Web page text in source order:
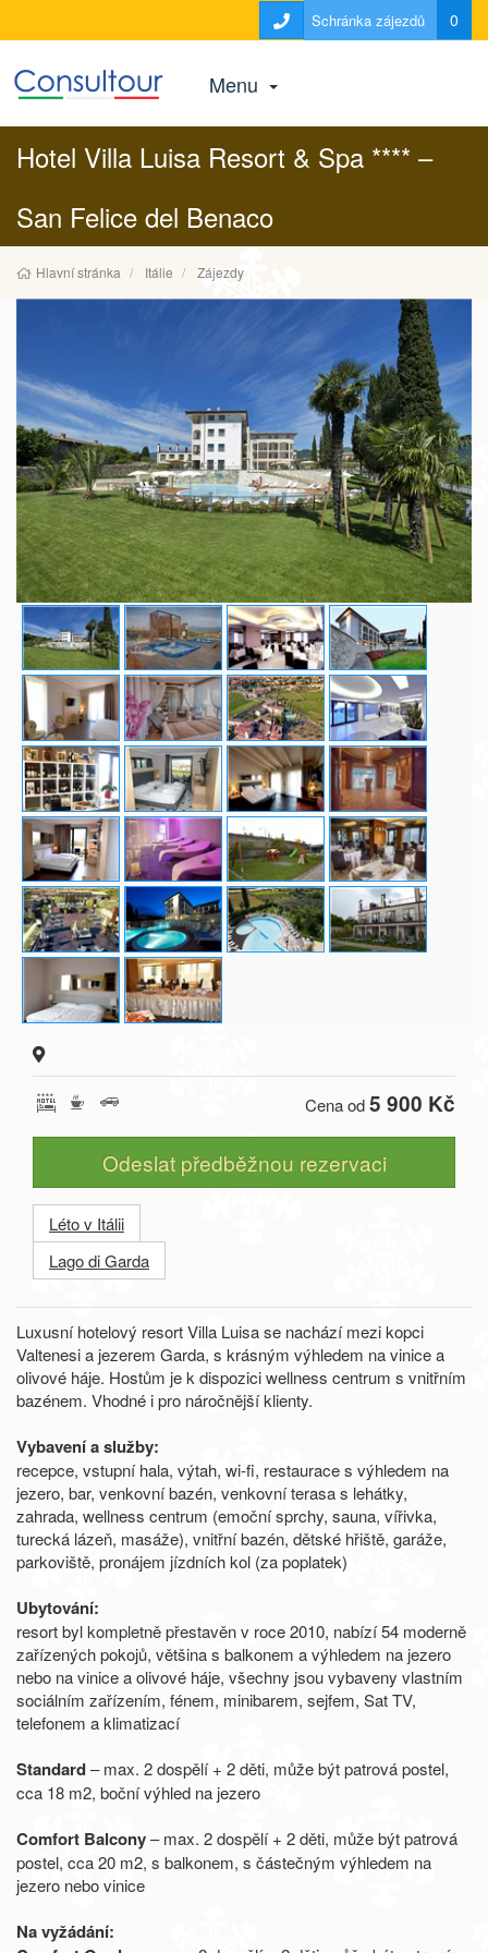
Schránka zájezdů 0
Menu
Hotel Villa Luisa Resort & Spa **** –
San Felice del Benaco
Hlavní stránka Itálie Zájezdy
Cena od5 900 Kč
Odeslat předběžnou rezervaci
Léto v Itálii
Lago di Garda
Luxusní hotelový resort Villa Luisa se nachází mezi kopci
Valtenesi a jezerem Garda, s krásným výhledem na vinice a
olivové háje. Hostům je k dispozici wellness centrum s vnitřním
bazénem. Vhodné i pro náročnější klienty.
Vybavení a služby:
recepce, vstupní hala, výtah, wi-fi, restaurace s výhledem na
jezero, bar, venkovní bazén, venkovní terasa s lehátky,
zahrada, wellness centrum (emoční sprchy, sauna, vířivka,
turecká lázeň, masáže), vnitřní bazén, dětské hřiště, garáže,
parkoviště, pronájem jízdních kol (za poplatek)
Ubytování:
resort byl kompletně přestavěn v roce 2010, nabízí 54 moderně
zařízených pokojů, většina s balkonem a výhledem na jezero
nebo na vinice a olivové háje, všechny jsou vybaveny vlastním
sociálním zařízením, fénem, minibarem, sejfem, Sat TV,
telefonem a klimatizací
Standard– max. 2 dospělí + 2 děti, může být patrová postel,
cca 18 m2, boční výhled na jezero
Comfort Balcony– max. 2 dospělí + 2 děti, může být patrová
postel, cca 20 m2, s balkonem, s částečným výhledem na
jezero nebo vinice
Na vyžádání: